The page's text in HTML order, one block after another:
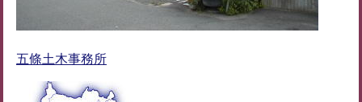
五條土木事務所